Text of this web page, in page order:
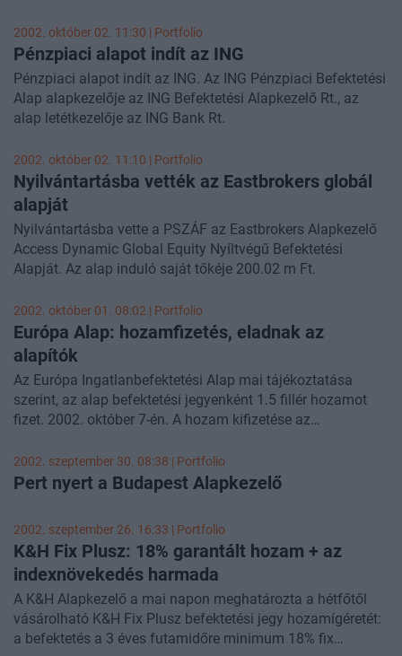
2002. október 02. 11:30 | Portfolio
Pénzpiaci alapot indít az ING
Pénzpiaci alapot indít az ING. Az ING Pénzpiaci Befektetési
Alap alapkezelője az ING Befektetési Alapkezelő Rt., az
alap letétkezelője az ING Bank Rt.
2002. október 02. 11:10 | Portfolio
Nyilvántartásba vették az Eastbrokers globál
alapját
Nyilvántartásba vette a PSZÁF az Eastbrokers Alapkezelő
Access Dynamic Global Equity Nyíltvégű Befektetési
Alapját. Az alap induló saját tőkéje 200.02 m Ft.
2002. október 01. 08:02 | Portfolio
Európa Alap: hozamfizetés, eladnak az
alapítók
Az Európa Ingatlanbefektetési Alap mai tájékoztatása
szerint, az alap befektetési jegyenként 1.5 fillér hozamot
fizet. 2002. október 7-én. A hozam kifizetése az
jóváírással kerül lebonyolításra. A hozamszelvény nélküli
első kereskedési nap 2002. október 1-je.
2002. szeptember 30. 08:38 | Portfolio
Pert nyert a Budapest Alapkezelő
2002. szeptember 26. 16:33 | Portfolio
K&H Fix Plusz: 18% garantált hozam + az
indexnövekedés harmada
A K&H Alapkezelő a mai napon meghatározta a hétfőtől
vásárolható K&H Fix Plusz befektetési jegy hozamígéretét:
a befektetés a 3 éves futamidőre minimum 18% fix